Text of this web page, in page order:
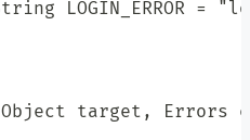
LOGIN_ERROR =
target, Errors